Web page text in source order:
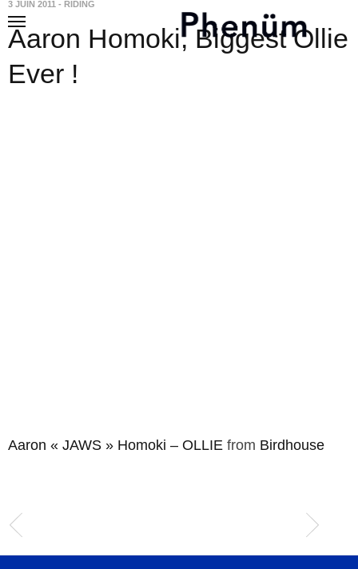
3 JUIN 2011 - RIDING
Aaron Homoki, Biggest Ollie
Ever !
Aaron « JAWS » Homoki – OLLIE from Birdhouse